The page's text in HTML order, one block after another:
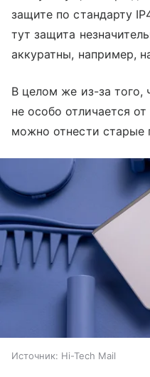
защите по стандарту
тут защита
аккуратны, например,
В целом же из-за того,
не особо отличается
можно отнести
Источник: Hi-Tech Mail